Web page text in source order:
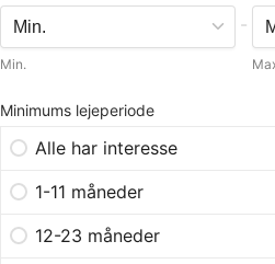
Min.
-
Minimums lejeperiode
Alle har interesse
1-11 måneder
12-23 måneder